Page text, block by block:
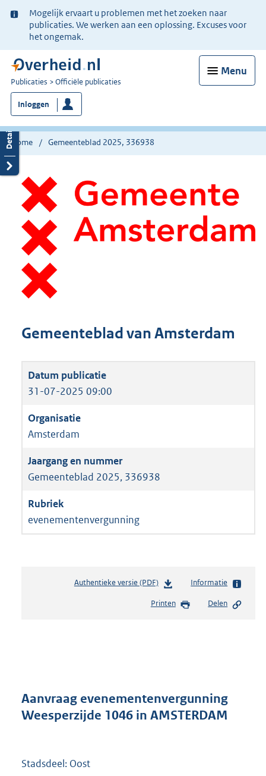
Ter
informatie:
Mogelijk ervaart u problemen met het zoeken naar
publicaties. We werken aan een oplossing. Excuses voor
het ongemak.
Menu
U
bent
nu
hier:
Publicaties Officiële publicaties
Inloggen
Home Gemeenteblad 2025, 336938
Gemeenteblad van Amsterdam
31-07-2025 09:00
Amsterdam
Gemeenteblad 2025, 336938
evenementenvergunning
Authentieke versie (PDF)b
s
r
o
Informatie
Printen Delen
Aanvraag evenementenvergunning
Weesperzijde 1046 in AMSTERDAM
Stadsdeel: Oost